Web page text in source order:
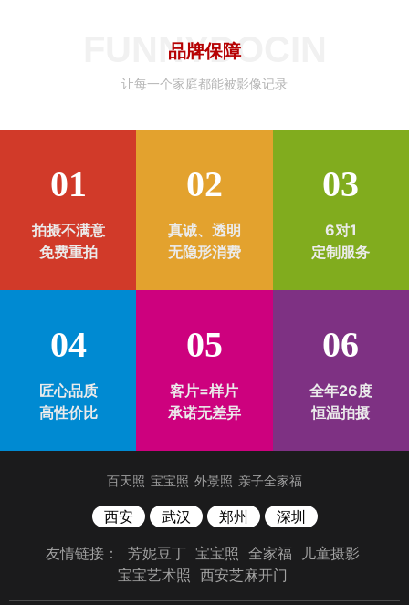
品牌保障
FUNNYDOCIN
让每一个家庭都能被影像记录
01
拍摄不满意
免费重拍
02
真诚、透明
无隐形消费
03
6对1
定制服务
04
匠心品质
高性价比
05
客片=样片
承诺无差异
06
全年26度
恒温拍摄
百天照 宝宝照 外景照 亲子全家福
西安 武汉 郑州
深圳
友情链接：
芳妮豆丁 宝宝照 全家福
儿童摄影
宝宝艺术照 西安芝麻开门